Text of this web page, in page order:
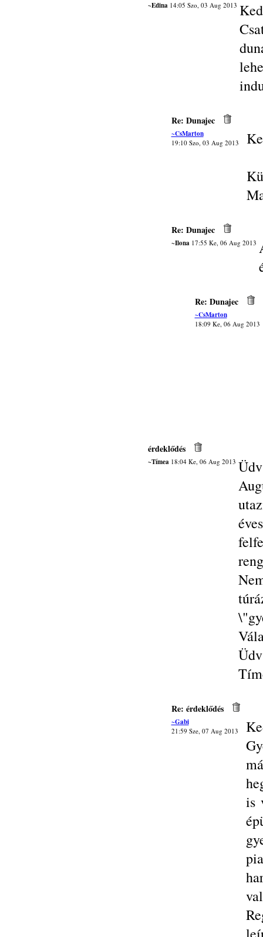
~Edina14:05 Szo, 03 Aug 2013
Re: Dunajec
~CsMarton
19:10 Szo, 03 Aug 2013
Re: Dunajec
~Ilona17:55 Ke, 06 Aug 2013
Re: Dunajec
~CsMarton
18:09 Ke, 06 Aug 2013
érdeklődés
~Tímea18:04 Ke, 06 Aug 2013 Üdv
Üdv
Re: érdeklődés
~Gabi
21:59 Sze, 07 Aug 2013
is